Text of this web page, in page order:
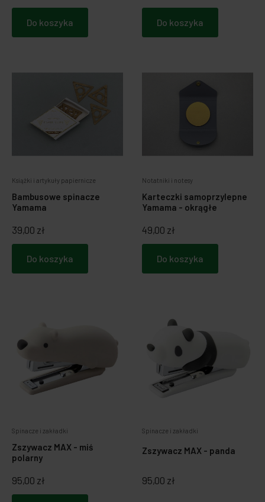
Do koszyka Do koszyka
Książki i artykuły papiernicze
Bambusowe spinacze
Yamama
39,00 zł
Do koszyka
Notatniki i notesy
Karteczki samoprzylepne
Yamama - okrągłe
49,00 zł
Do koszyka
Spinacze i zakładki
Zszywacz MAX - miś
polarny
95,00 zł
Spinacze i zakładki
Zszywacz MAX - panda
95,00 zł